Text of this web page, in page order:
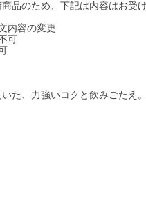
品のため、下記は内容はお受
文内容の変更
不可
可
た、力強いコクと飲みごたえ。